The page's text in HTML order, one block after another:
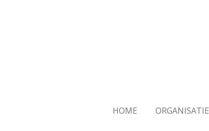
HOME ORGANISATIE